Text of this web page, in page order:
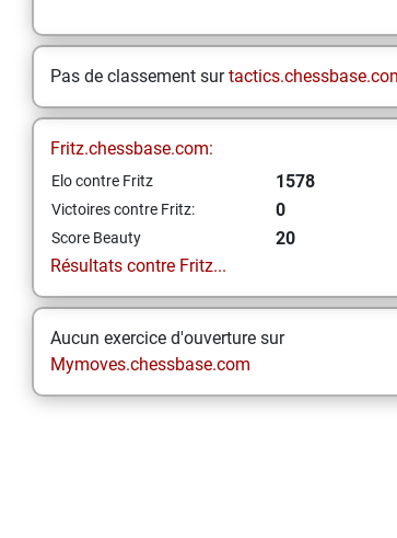
Pas de classement sur
Fritz.chessbase.com:
Elo contre Fritz 1578
Victoires contre Fritz: 0
Score Beauty
20
Résultats contre Fritz...
Aucun exercice d'ouverture sur
Mymoves.chessbase.com